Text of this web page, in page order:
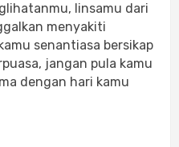
linsamu dari
menyakiti
senantiasa bersikap
jangan pula kamu
dengan hari kamu